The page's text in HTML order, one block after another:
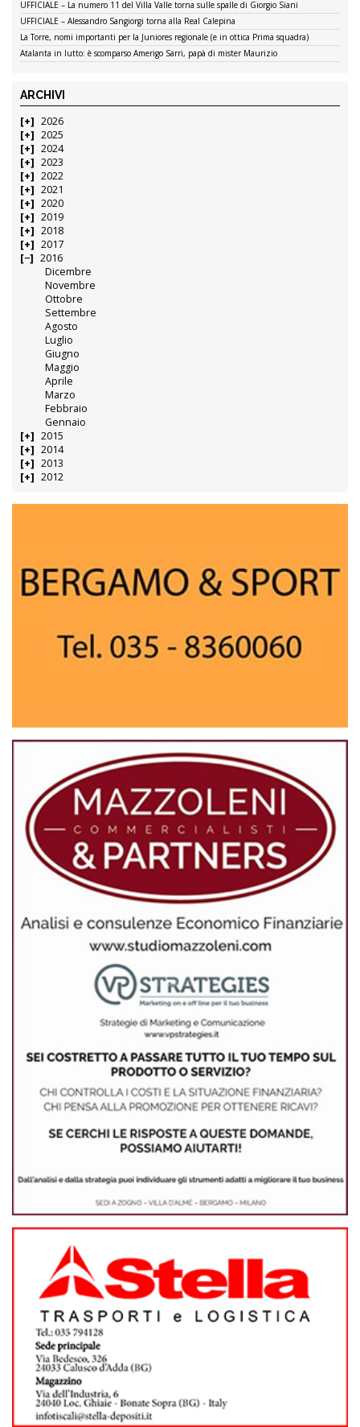
UFFICIALE – La numero 11 del Villa Valle torna sulle spalle di Giorgio Siani
UFFICIALE – Alessandro Sangiorgi torna alla Real Calepina
La Torre, nomi importanti per la Juniores regionale (e in ottica Prima squadra)
Atalanta in lutto: è scomparso Amerigo Sarri, papà di mister Maurizio
ARCHIVI
2026
2025
2024
2023
2022
2021
2020
2019
2018
2017
2016
Dicembre
Novembre
Ottobre
Settembre
Agosto
Luglio
Giugno
Maggio
Aprile
Marzo
Febbraio
Gennaio
2015
2014
2013
2012